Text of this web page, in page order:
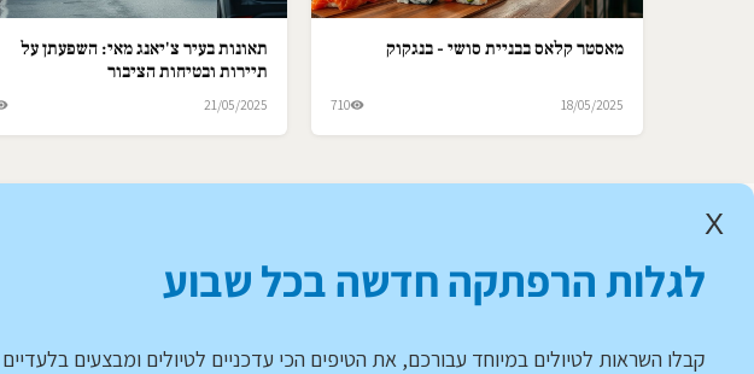
מאסטר קלאס בבניית סושי - בנגקוק
18/05/2025
710
תאונות בעיר צ'יאנג מאי: השפעתן על
תיירות ובטיחות הציבור
21/05/2025
X
לגלות הרפתקה חדשה בכל שבוע
קבלו השראות לטיולים במיוחד עבורכם, את הטיפים הכי עדכניים לטיולים ומבצעים בלעדיים